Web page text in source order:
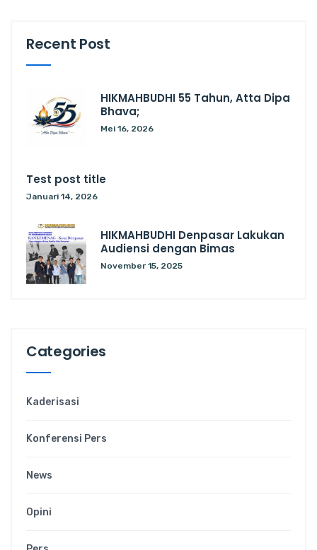
Recent Post
HIKMAHBUDHI 55 Tahun, Atta Dipa
Bhava;
Mei 16, 2026
Test post title
Januari 14, 2026
HIKMAHBUDHI Denpasar Lakukan
Audiensi dengan Bimas
November 15, 2025
Categories
Kaderisasi
Konferensi Pers
News
Opini